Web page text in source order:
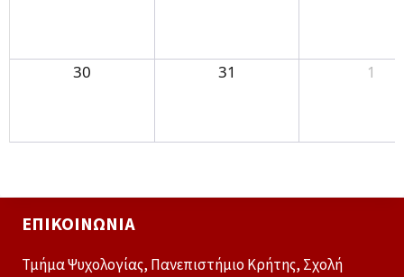
30 31 1
ΕΠΙΚΟΙΝΩΝΊΑ
Τμήμα Ψυχολογίας, Πανεπιστήμιο Κρήτης, Σχολή